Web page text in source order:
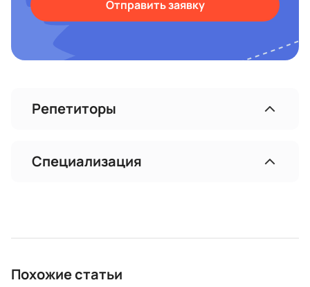
Отправить заявку
Репетиторы
Специализация
Похожие статьи